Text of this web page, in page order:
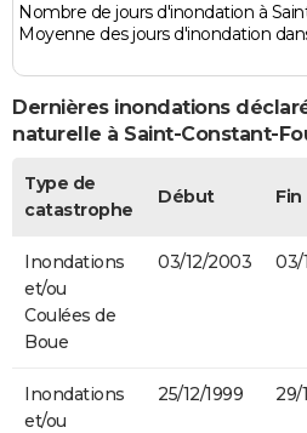
Nombre de jours d'inondation à
Moyenne des jours d'inondation
Dernières inondations
naturelle à Saint-Constant-
Type de
catastrophe
Début Fin
Inondations
et/ou
Coulées de
Boue
03/12/2003 03/
Inondations
et/ou
25/12/1999 29/